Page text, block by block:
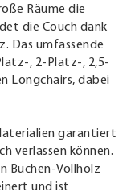
Räume die
die Couch dank
Das umfassende
, 2-Platz-, 2,5-
Longchairs, dabei
garantiert
verlassen können.
Buchen-Vollholz
und ist